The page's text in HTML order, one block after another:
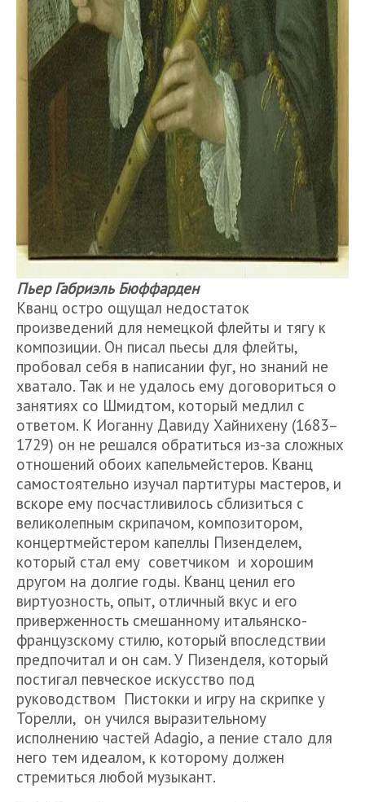
Пьер Габриэль Бюффарден
Кванц остро ощущал недостаток
произведений для немецкой флейты и тягу к
композиции. Он писал пьесы для флейты,
пробовал себя в написании фуг, но знаний не
хватало. Так и не удалось ему договориться о
занятиях со Шмидтом, который медлил с
ответом. К Иоганну Давиду Хайнихену (1683–
1729) он не решался обратиться из-за сложных
отношений обоих капельмейстеров. Кванц
самостоятельно изучал партитуры мастеров, и
вскоре ему посчастливилось сблизиться с
великолепным скрипачом, композитором,
концертмейстером капеллы Пизенделем,
который стал ему советчиком и хорошим
другом на долгие годы. Кванц ценил его
виртуозность, опыт, отличный вкус и его
приверженность смешанному итальянско-
французскому стилю, который впоследствии
предпочитал и он сам. У Пизенделя, который
постигал певческое искусство под
руководством Пистокки и игру на скрипке у
Торелли, он учился выразительному
исполнению частей Adagio, а пение стало для
него тем идеалом, к которому должен
стремиться любой музыкант.